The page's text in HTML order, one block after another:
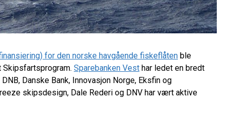
for den norske havgående fiskeflåten ble
Sparebanken Vest har ledet en bredt
Danske Bank, Innovasjon Norge, Eksfin og
skipsdesign, Dale Rederi og DNV har vært aktive